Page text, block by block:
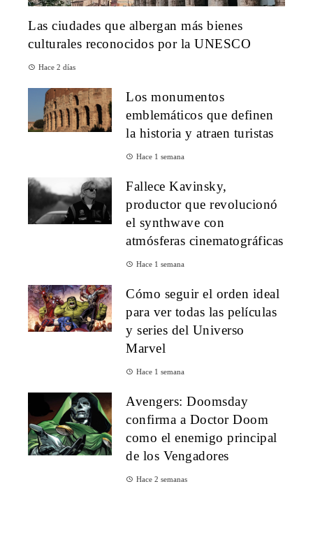
Las ciudades que albergan más bienes
culturales reconocidos por la UNESCO
Hace 2 días
Los monumentos
emblemáticos que definen
la historia y atraen turistas
Hace 1 semana
Fallece Kavinsky,
productor que revolucionó
el synthwave con
atmósferas cinematográficas
Hace 1 semana
Cómo seguir el orden ideal
para ver todas las películas
y series del Universo
Marvel
Hace 1 semana
Avengers: Doomsday
confirma a Doctor Doom
como el enemigo principal
de los Vengadores
Hace 2 semanas